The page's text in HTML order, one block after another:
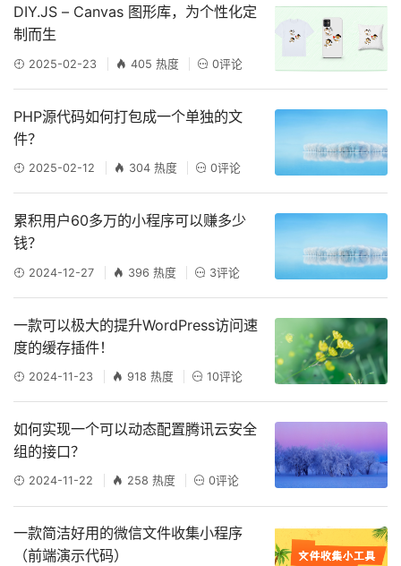
DIY.JS – Canvas 图形库，为个性化定
制而生
2025-02-23 405 热度 0评论
PHP源代码如何打包成一个单独的文
件？
2025-02-12 304 热度 0评论
累积用户60多万的小程序可以赚多少
钱？
2024-12-27 396 热度 3评论
一款可以极大的提升WordPress访问速
度的缓存插件！
2024-11-23 918 热度 10评论
如何实现一个可以动态配置腾讯云安全
组的接口？
2024-11-22 258 热度 0评论
一款简洁好用的微信文件收集小程序
（前端演示代码）